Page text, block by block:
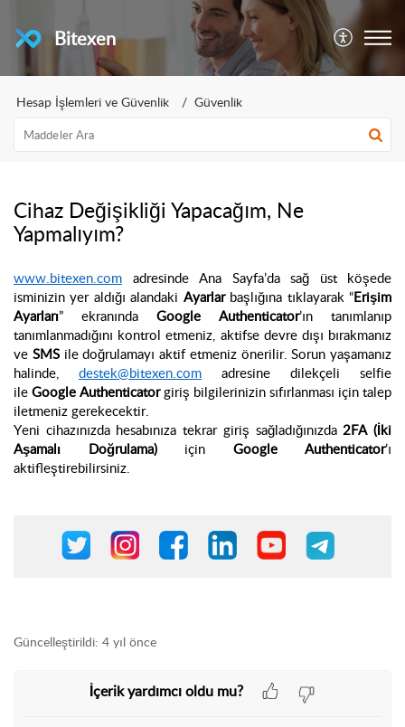
Bitexen
Hesap İşlemleri ve Güvenlik Güvenlik
Cihaz Değişikliği Yapacağım, Ne
Yapmalıyım?
www.bitexen.com adresinde Ana Sayfa’da sağ üst köşede
isminizin yer aldığı alandaki Ayarlarbaşlığına tıklayarak “Erişim
Ayarları” ekranında Google Authenticator’ın tanımlanıp
tanımlanmadığını kontrol etmeniz, aktifse devre dışı bırakmanız
ve SMSile doğrulamayı aktif etmeniz önerilir. Sorun yaşamanız
halinde, destek@bitexen.com adresine dilekçeli selfie
ile Google Authenticatorgiriş bilgilerinizin sıfırlanması için talep
iletmeniz gerekecektir.
Yeni cihazınızda hesabınıza tekrar giriş sağladığınızda2FA (İki
Aşamalı Doğrulama)için Google Authenticator’ı
aktifleştirebilirsiniz.
Güncelleştirildi: 4 yıl önce
İçerik yardımcı oldu mu?